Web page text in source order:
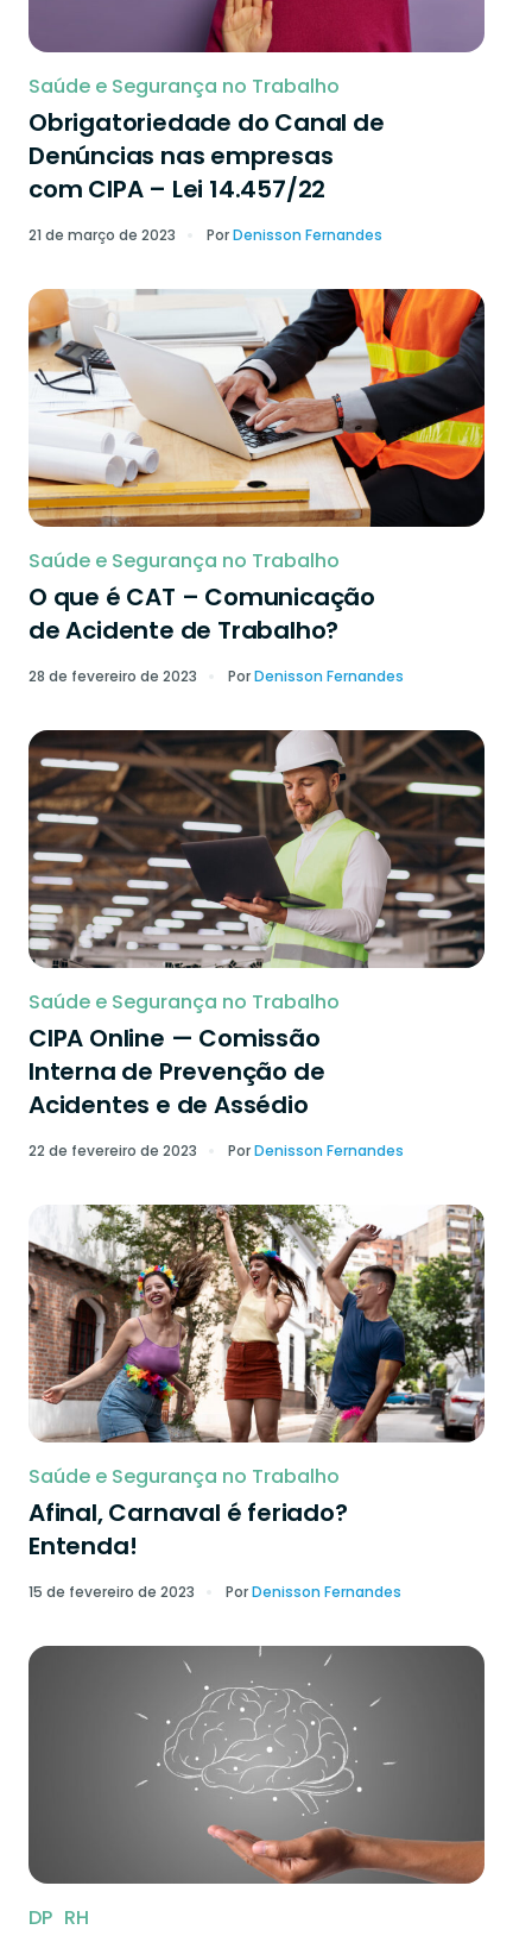
Saúde e Segurança no Trabalho
Obrigatoriedade do Canal de
Denúncias nas empresas
com CIPA – Lei 14.457/22
21 de março de 2023 PorDenisson Fernandes
Saúde e Segurança no Trabalho
O que é CAT – Comunicação
de Acidente de Trabalho?
28 de fevereiro de 2023 PorDenisson Fernandes
Saúde e Segurança no Trabalho
CIPA Online — Comissão
Interna de Prevenção de
Acidentes e de Assédio
22 de fevereiro de 2023 PorDenisson Fernandes
Saúde e Segurança no Trabalho
Afinal, Carnaval é feriado?
Entenda!
15 de fevereiro de 2023 PorDenisson Fernandes
DP RH